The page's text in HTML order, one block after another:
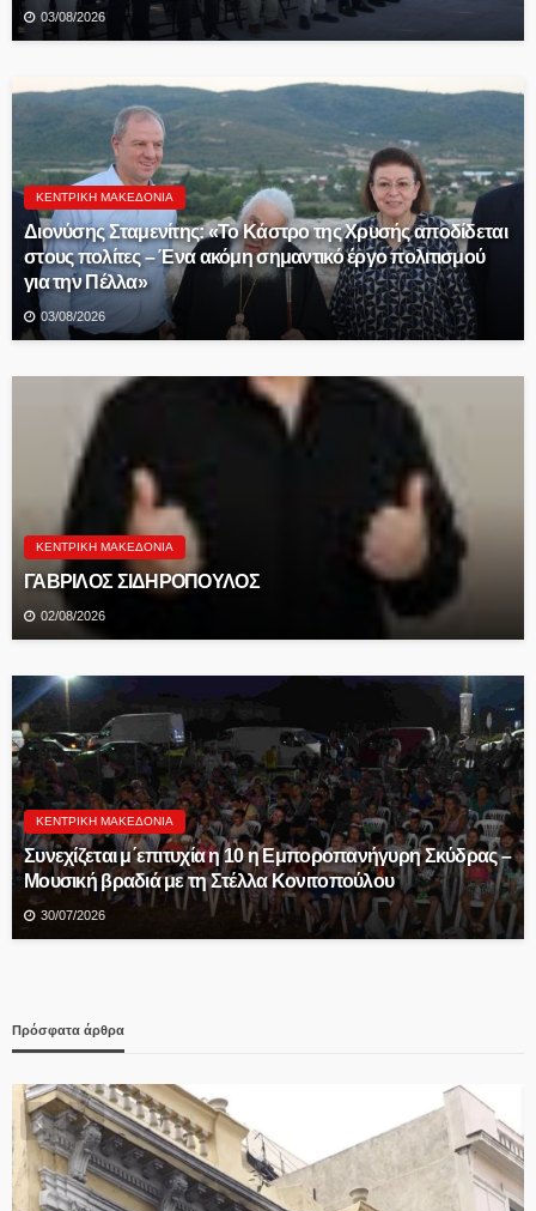
03/08/2026
ΚΕΝΤΡΙΚΉ ΜΑΚΕΔΟΝΊΑ
Διονύσης Σταμενίτης: «Το Κάστρο της Χρυσής αποδίδεται
στους πολίτες – Ένα ακόμη σημαντικό έργο πολιτισμού
για την Πέλλα»
03/08/2026
ΚΕΝΤΡΙΚΉ ΜΑΚΕΔΟΝΊΑ
ΓΑΒΡΙΛΟΣ ΣΙΔΗΡΟΠΟΥΛΟΣ
02/08/2026
ΚΕΝΤΡΙΚΉ ΜΑΚΕΔΟΝΊΑ
Συνεχίζεται μ΄επιτυχία η 10 η Εμποροπανήγυρη Σκύδρας –
Μουσική βραδιά με τη Στέλλα Κονιτοπούλου
30/07/2026
Πρόσφατα άρθρα